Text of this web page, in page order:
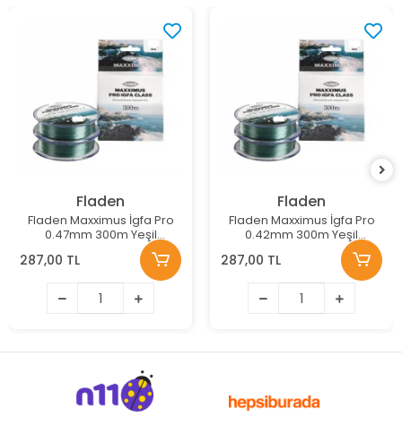
Fladen
Fladen Maxximus İgfa Pro
0.47mm 300m Yeşil
Monofilament Misina
287,00 TL
Fladen
Fladen Maxximus İgfa Pro
0.42mm 300m Yeşil
Monofilament Misina
287,00 TL